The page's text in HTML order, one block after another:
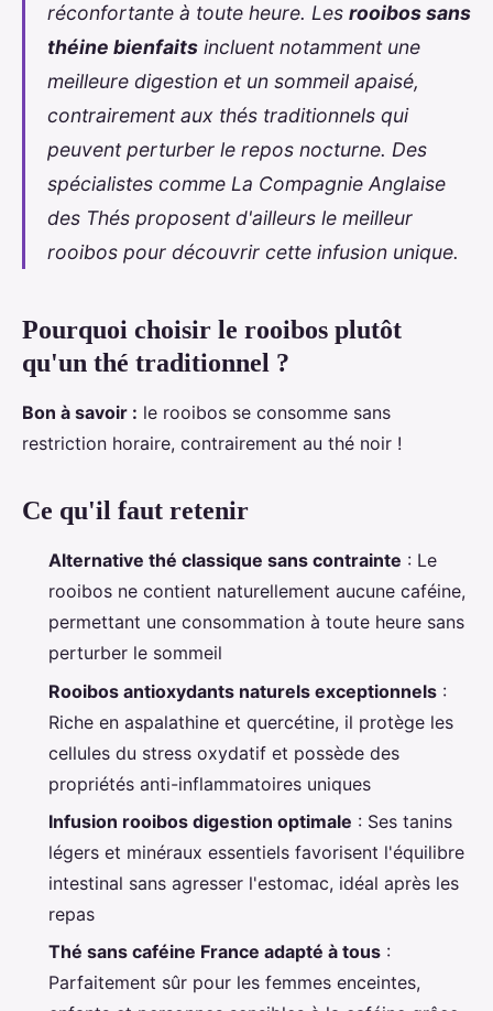
réconfortante à toute heure. Les rooibos sans
théine bienfaits incluent notamment une
meilleure digestion et un sommeil apaisé,
contrairement aux thés traditionnels qui
peuvent perturber le repos nocturne. Des
spécialistes comme La Compagnie Anglaise
des Thés proposent d'ailleurs le meilleur
rooibos pour découvrir cette infusion unique.
Pourquoi choisir le rooibos plutôt
qu'un thé traditionnel ?
Bon à savoir : le rooibos se consomme sans
restriction horaire, contrairement au thé noir !
Ce qu'il faut retenir
Alternative thé classique sans contrainte : Le
rooibos ne contient naturellement aucune caféine,
permettant une consommation à toute heure sans
perturber le sommeil
Rooibos antioxydants naturels exceptionnels :
Riche en aspalathine et quercétine, il protège les
cellules du stress oxydatif et possède des
propriétés anti-inflammatoires uniques
Infusion rooibos digestion optimale : Ses tanins
légers et minéraux essentiels favorisent l'équilibre
intestinal sans agresser l'estomac, idéal après les
repas
Thé sans caféine France adapté à tous :
Parfaitement sûr pour les femmes enceintes,